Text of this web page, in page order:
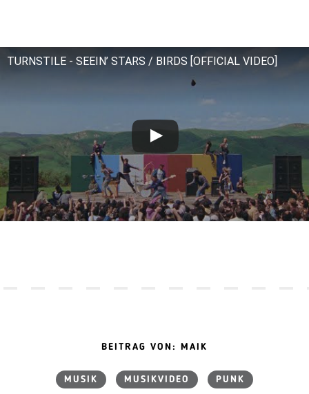
TURNSTILE - SEEIN’ STARS / BIRDS [OFFICIAL VIDEO]
BEITRAG VON: MAIK
MUSIK MUSIKVIDEO PUNK